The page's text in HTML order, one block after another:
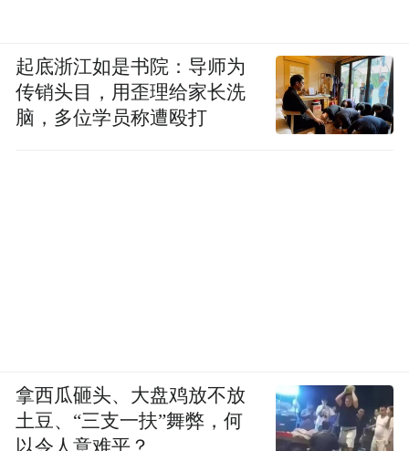
起底浙江如是书院：导师为
传销头目，用歪理给家长洗
脑，多位学员称遭殴打
拿西瓜砸头、大盘鸡放不放
土豆、“三支一扶”舞弊，何
以令人意难平？